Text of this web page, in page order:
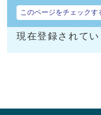
このページをチェックす
現在登録されてい